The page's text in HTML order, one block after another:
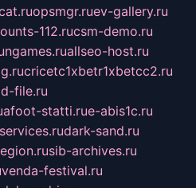
opsmgr.ruev-gallery.ru
112.rucsm-demo.ru
allseo-host.ru
cricetc1xbetr1xbetcc2.ru
file.ru
statti.rue-abis1c.ru
dark-sand.ru
sib-archives.ru
venda-festival.ru